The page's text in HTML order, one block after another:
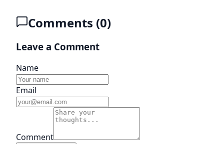
Comments (0)
Leave a Comment
Name
Email
Comment